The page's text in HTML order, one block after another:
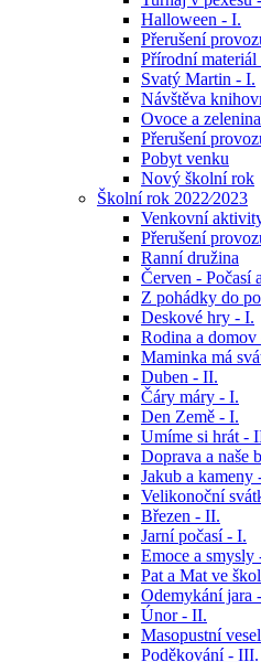
Halloween - I.
Přerušení
Přírodní materiál
Svatý Martin - I.
Návštěva
Ovoce a
Přerušení
Pobyt venku
Nový školní rok
Školní rok 2022⁄2023
Venkovní
Přerušení
Ranní družina
Červen - Počasí
Z pohádky do
Deskové hry - I.
Rodina a domov
Maminka má
Duben - II.
Čáry máry - I.
Den Země - I.
Umíme si hrát -
Doprava a naše
Jakub a kameny
Velikonoční
Březen - II.
Jarní počasí - I.
Emoce a smysly
Pat a Mat ve
Odemykání jara
Únor - II.
Masopustní
Poděkování - III.